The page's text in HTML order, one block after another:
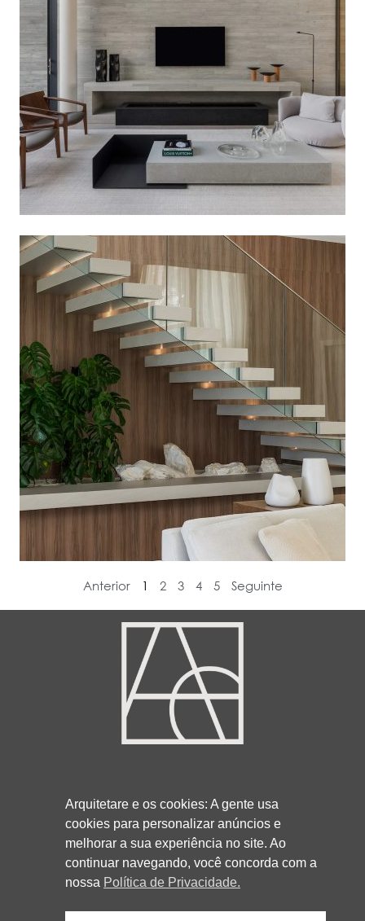
Anterior 1 2 3 4 5 Seguinte
413013-5521 41
RUA ROCKFELLER, 736 - REBOUÇAS
CURITIBA/PR
80230-130
Arquitetare e os cookies: A gente usa
cookies para personalizar anúncios e
melhorar a sua experiência no site. Ao
continuar navegando, você concorda com a
nossa Política de Privacidade.